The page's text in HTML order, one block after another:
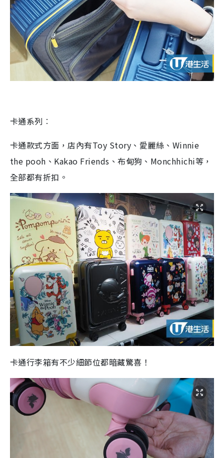
卡通系列︰
卡通款式方面，店內有Toy Story 、愛麗絲、 Winnie
the pooh 、 Kakao Friends 、布甸狗、 Monchhichi等，
全部都有折扣。
卡通行李箱有不少細節位都暗藏驚喜！